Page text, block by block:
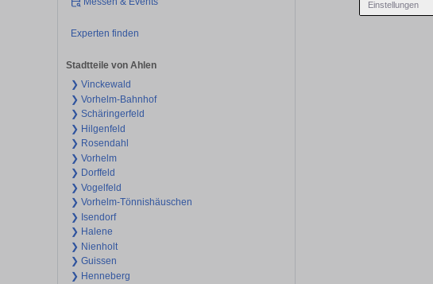
Einstellungen
Experten finden
Stadtteile von Ahlen
❯ Vinckewald
❯ Vorhelm-Bahnhof
❯ Schäringerfeld
❯ Hilgenfeld
❯ Rosendahl
❯ Vorhelm
❯ Dorffeld
❯ Vogelfeld
❯ Vorhelm-Tönnishäuschen
❯ Isendorf
❯ Halene
❯ Nienholt
❯ Guissen
❯ Henneberg